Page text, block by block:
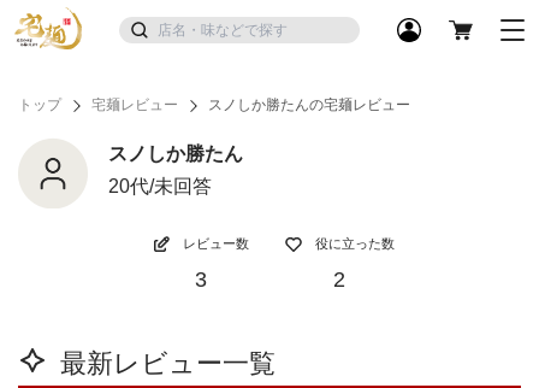
トップ 宅麺レビュー スノしか勝たんの宅麺レビュー
スノしか勝たん
20代/未回答
レビュー数
3
役に立った数
2
最新レビュー一覧